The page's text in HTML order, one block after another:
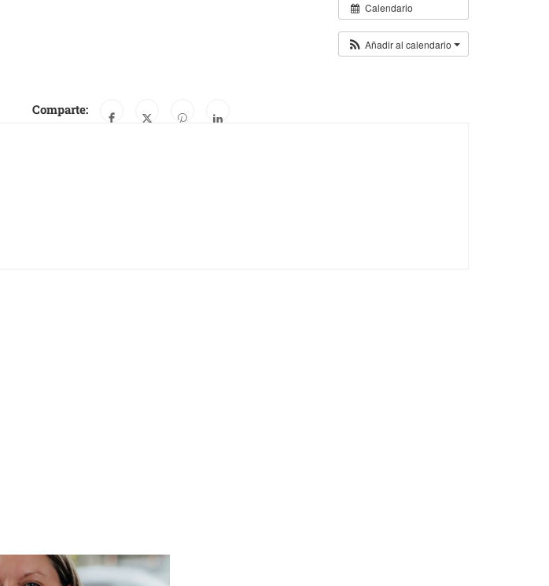
Calendario
Añadir al calendario
Comparte: